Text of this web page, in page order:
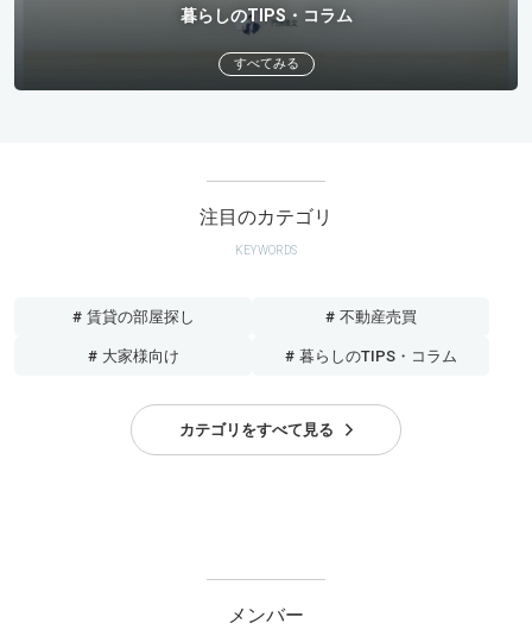
暮らしのTIPS・コラム
すべてみる
注目のカテゴリ
KEYWORDS
# 賃貸の部屋探し # 不動産売買
# 大家様向け # 暮らしのTIPS・コラム
カテゴリをすべて見る
メンバー